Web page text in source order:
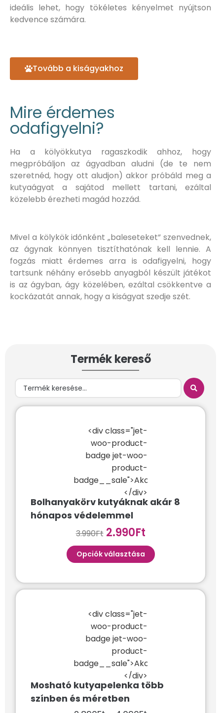
ideális lehet, hogy tökéletes kényelmet nyújtson
kedvence számára.
Tovább a kiságyakhoz
Mire érdemes
odafigyelni?
Ha a kölyökkutya ragaszkodik ahhoz, hogy
megpróbáljon az ágyadban aludni (de te nem
szeretnéd, hogy ott aludjon) akkor próbáld meg a
kutyaágyat a sajátod mellett tartani, ezáltal
közelebb érezheti magád hozzád.
Mivel a kölykök időnként „baleseteket” szenvednek,
az ágynak könnyen tisztíthatónak kell lennie. A
fogzás miatt érdemes arra is odafigyelni, hogy
tartsunk néhány erősebb anyagból készült játékot
is az ágyban, ágy közelében, ezáltal csökkentve a
kockázatát annak, hogy a kiságyat szedje szét.
Termék kereső
<div class="jet-
woo-product-
badge jet-woo-
product-
badge__sale">Akció!
</div>
Bolhanyakörv kutyáknak akár 8
hónapos védelemmel
3.990Ft 2.990Ft
Opciók választása
<div class="jet-
woo-product-
badge jet-woo-
product-
badge__sale">Akció!
</div>
Mosható kutyapelenka több
színben és méretben